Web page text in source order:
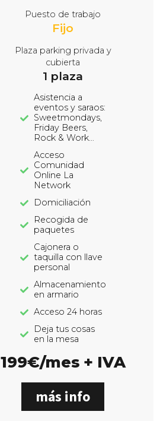
Puesto de trabajo
Fijo
Plaza parking privada y
cubierta
1 plaza
Asistencia a
eventos y saraos:
Sweetmondays,
Friday Beers,
Rock & Work…
Acceso
Comunidad
Online La
Network
Domiciliación
Recogida de
paquetes
Cajonera o
taquilla con llave
personal
Almacenamiento
en armario
Acceso 24 horas
Deja tus cosas
en la mesa
199€/mes + IVA
más info